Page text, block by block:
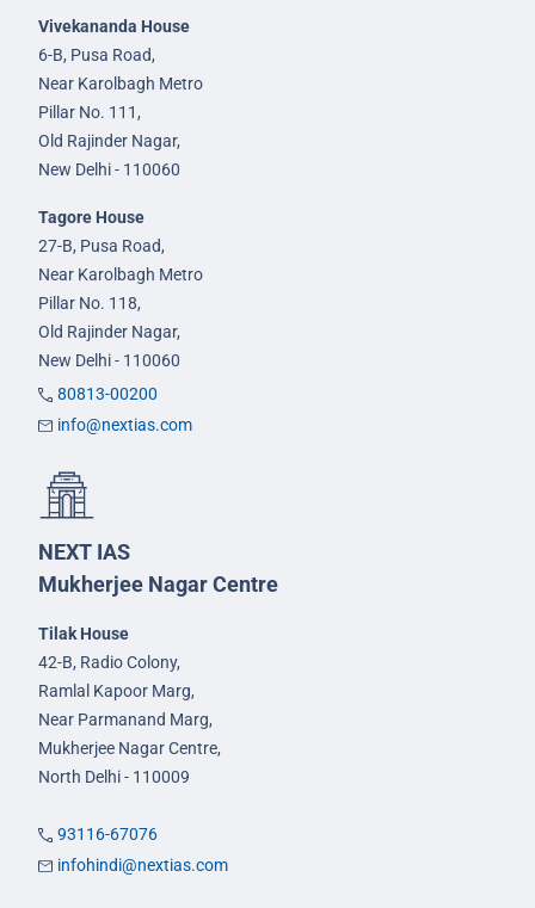
Vivekananda House
6-B, Pusa Road,
Near Karolbagh Metro
Pillar No. 111,
Old Rajinder Nagar,
New Delhi - 110060
Tagore House
27-B, Pusa Road,
Near Karolbagh Metro
Pillar No. 118,
Old Rajinder Nagar,
New Delhi - 110060
80813-00200
info@nextias.com
NEXT IAS
Mukherjee Nagar Centre
Tilak House
42-B, Radio Colony,
Ramlal Kapoor Marg,
Near Parmanand Marg,
Mukherjee Nagar Centre,
North Delhi - 110009
93116-67076
infohindi@nextias.com